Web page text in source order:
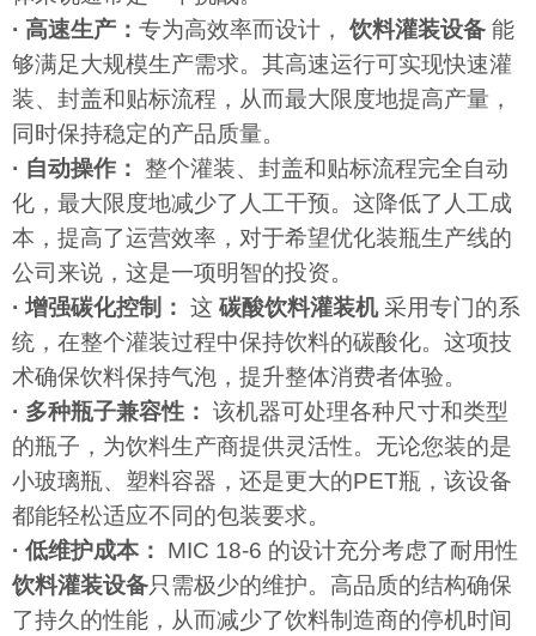
· 高速生产： 专为高效率而设计， 饮料灌装设备 能
够满足大规模生产需求。其高速运行可实现快速灌
装、封盖和贴标流程，从而最大限度地提高产量，
同时保持稳定的产品质量。
· 自动操作： 整个灌装、封盖和贴标流程完全自动
化，最大限度地减少了人工干预。这降低了人工成
本，提高了运营效率，对于希望优化装瓶生产线的
公司来说，这是一项明智的投资。
· 增强碳化控制： 这 碳酸饮料灌装机 采用专门的系
统，在整个灌装过程中保持饮料的碳酸化。这项技
术确保饮料保持气泡，提升整体消费者体验。
· 多种瓶子兼容性： 该机器可处理各种尺寸和类型
的瓶子，为饮料生产商提供灵活性。无论您装的是
小玻璃瓶、塑料容器，还是更大的PET瓶，该设备
都能轻松适应不同的包装要求。
· 低维护成本： MIC 18-6 的设计充分考虑了耐用性
饮料灌装设备只需极少的维护。高品质的结构确保
了持久的性能，从而减少了饮料制造商的停机时间